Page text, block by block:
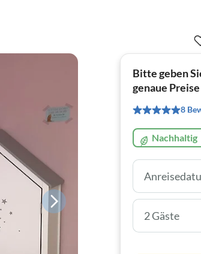
Bitte geben
genaue Preise
8
Nachhaltig
2 Gäste